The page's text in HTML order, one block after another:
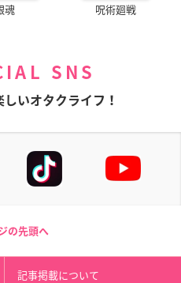
魂 呪術廻戦
SNS
いオタクライフ！
の先頭へ
記事掲載について